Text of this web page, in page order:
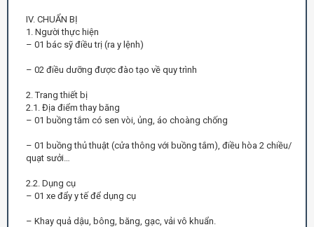
IV. CHUẨN BỊ
1. Người thực hiện
– 01 bác sỹ điều trị (ra y lệnh)
– 02 điều dưỡng được đào tạo về quy trình
2. Trang thiết bị
2.1. Địa điểm thay băng
– 01 buồng tắm có sen vòi, ủng, áo choàng chống
– 01 buồng thủ thuật (cửa thông với buồng tắm), điều hòa 2 chiều/
quạt sưởi…
2.2. Dụng cụ
– 01 xe đẩy y tế để dụng cụ
– Khay quả dậu, bông, băng, gạc, vải vô khuẩn.